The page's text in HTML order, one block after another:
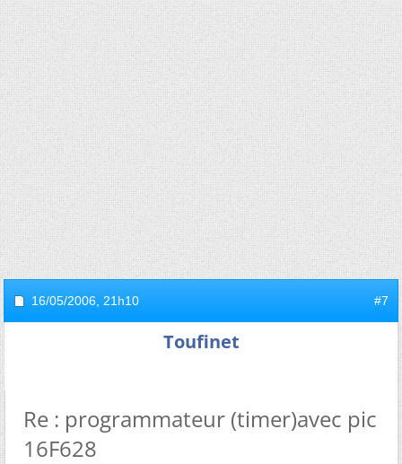
16/05/2006, 21h10 #7
Toufinet
Re : programmateur (timer)avec pic
16F628